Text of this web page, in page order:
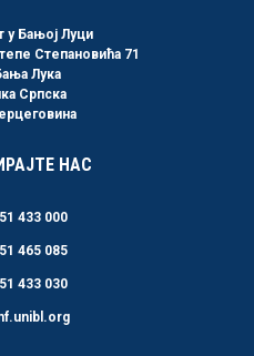
у Бањој Луци
Степановића 71
Лука
Српска
НАС
433 000
465 085
433 030